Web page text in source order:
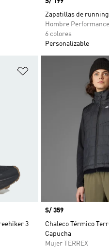
Zapatillas de running
Hombre Performance
6 colores
Personalizable
Añadir a la lista de
3
Precio
S/ 359
Chaleco Térmico
Capucha
Mujer TERREX